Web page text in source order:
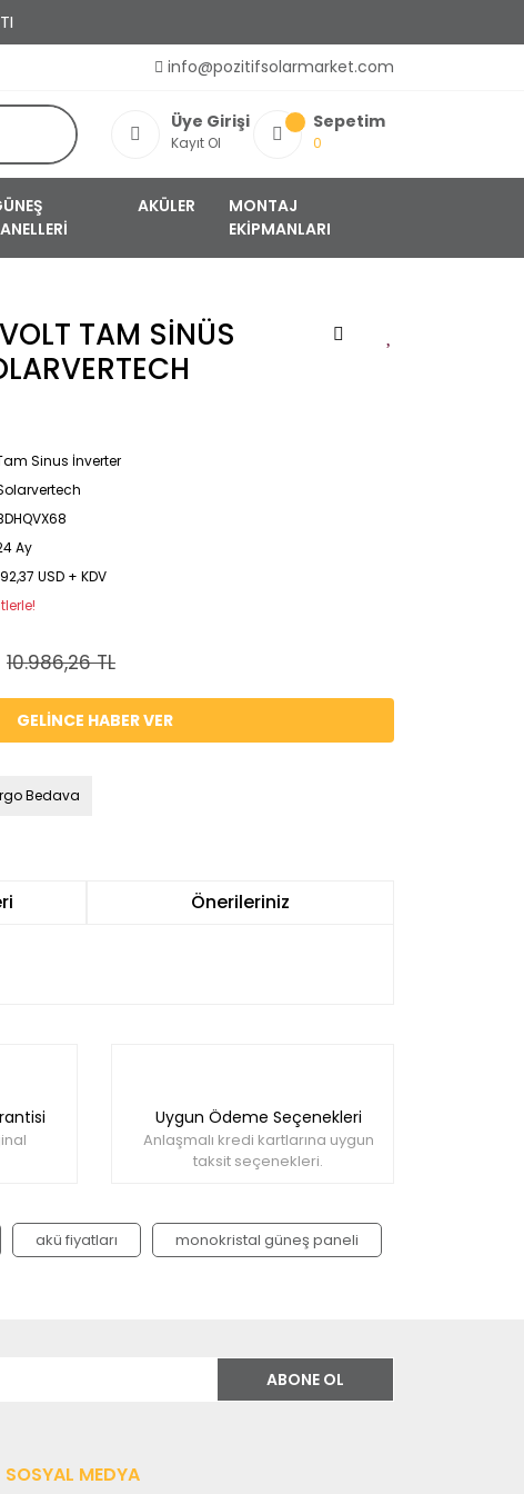
info@pozitifsolarmarket.com
Üye Girişi
Kayıt Ol
Sepetim
0
AKÜLER
MONTAJ
EKİPMANLARI
TAM SİNÜS
Sinus İnverter
Ay
USD + KDV
10.986,26 TL
GELİNCE HABER VER
Bedava
Önerileriniz
Uygun Ödeme Seçenekleri
Anlaşmalı kredi kartlarına uygun
taksit seçenekleri.
akü fiyatları
monokristal güneş paneli
ABONE OL
SOSYAL MEDYA